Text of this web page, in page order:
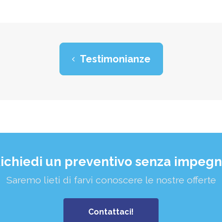
Testimonianze
un preventivo senza
Saremo lieti di farvi conoscere le nostre offerte
Contattaci!